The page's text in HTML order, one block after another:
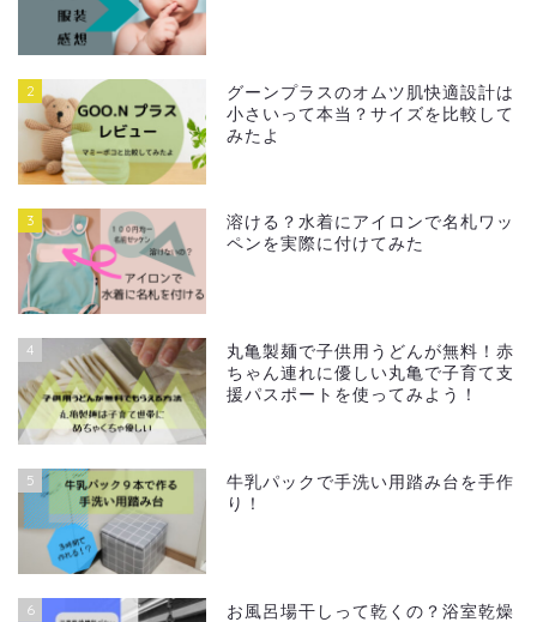
2
グーンプラスのオムツ肌快適設計は
小さいって本当？サイズを比較して
みたよ
3
溶ける？水着にアイロンで名札ワッ
ペンを実際に付けてみた
4
丸亀製麺で子供用うどんが無料！赤
ちゃん連れに優しい丸亀で子育て支
援パスポートを使ってみよう！
5
牛乳パックで手洗い用踏み台を手作
り！
6
お風呂場干しって乾くの？浴室乾燥